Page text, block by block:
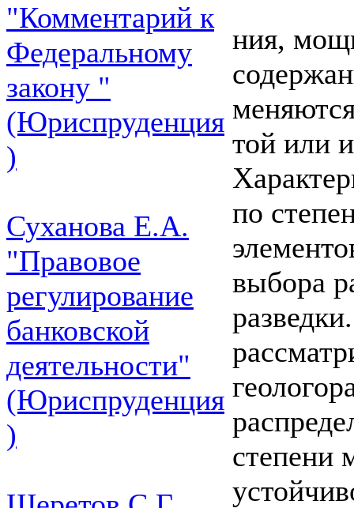
"Комментарий к
Федеральному
закону "
(Юриспруденция
)
Суханова Е.А.
"Правовое
регулирование
банковской
деятельности"
(Юриспруденция
)
ния,
той или
по
выбора
степени